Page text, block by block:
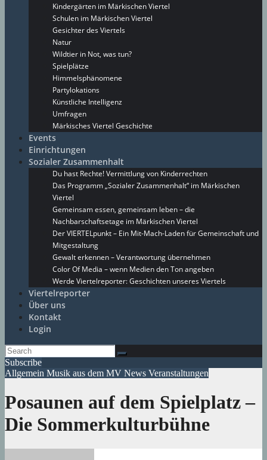
Kindergärten im Märkischen Viertel
Schulen im Märkischen Viertel
Gesichter des Viertels
Natur
Wildtier in Not, was tun?
Spielplätze
Himmelsphänomene
Partylokations
Künstliche Intelligenz
Umfragen
Märkisches Viertel Geschichte
Events
Einrichtungen
Sozialer Zusammenhalt
Du hast Rechte! Vermittlung von Kinderrechten
Das Programm „Sozialer Zusammenhalt“ im Märkischen
Viertel
Gemeinsam essen, gemeinsam leben – die
Nachbarschaftsetage im Märkischen Viertel
Der VIERTELpunkt – Ein Mit-Mach-Laden für Gemeinschaft und
Mitgestaltung
Gewalt erkennen – Verantwortung übernehmen
Color Of Media – wenn Medien den Ton angeben
Werde Viertelreporter: Geschichten unseres Viertels
Viertelreporter
Über uns
Kontakt
Login
Subscribe
Allgemein Musik aus dem MV News Veranstaltungen
Posaunen auf dem Spielplatz –
Die Sommerkulturbühne